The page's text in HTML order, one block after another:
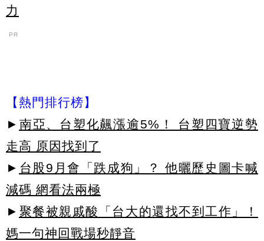
力
PR
【熱門排行榜】
► 南亞、台塑化飆漲逾5%！ 台塑四寶逆勢
走高 原因找到了
► 台股9月會「跌成狗」？ 他曬歷史圖卡喊
減碼 網看法兩極
► 聚餐被親戚酸「台大的還找不到工作」！
媽一句神回戰場秒靜音